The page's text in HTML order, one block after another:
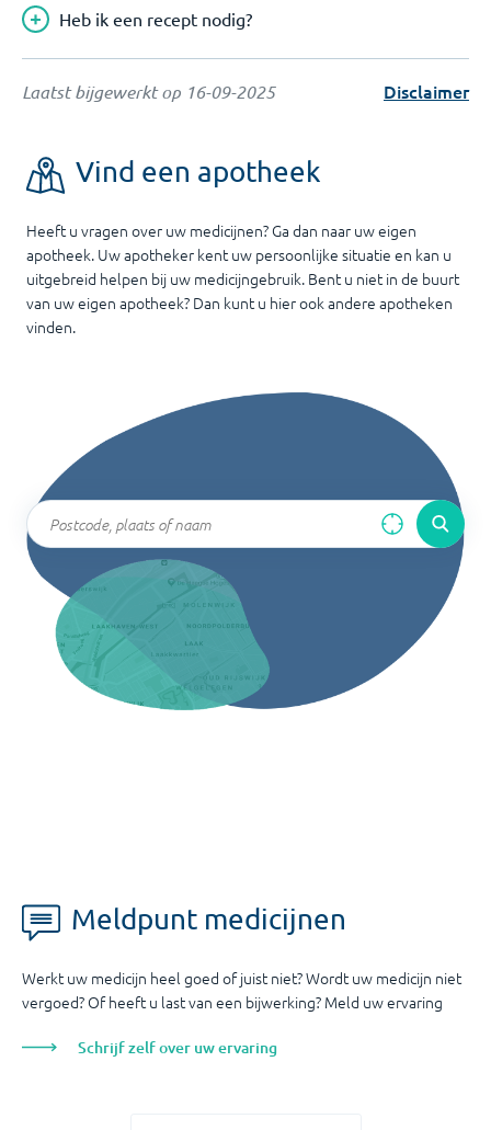
Heb ik een recept nodig?
Laatst bijgewerkt op 16-09-2025 Disclaimer
Vind een apotheek
Heeft u vragen over uw medicijnen? Ga dan naar uw eigen
apotheek. Uw apotheker kent uw persoonlijke situatie en kan u
uitgebreid helpen bij uw medicijngebruik. Bent u niet in de buurt
van uw eigen apotheek? Dan kunt u hier ook andere apotheken
vinden.
Meldpunt medicijnen
Werkt uw medicijn heel goed of juist niet? Wordt uw medicijn niet
vergoed? Of heeft u last van een bijwerking? Meld uw ervaring
Schrijf zelf over uw ervaring